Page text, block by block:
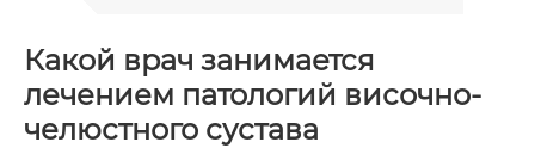
Какой врач занимается
лечением патологий височно-
челюстного сустава